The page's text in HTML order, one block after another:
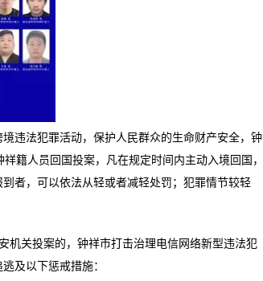
法犯罪活动，保护人民群众的生命财产安全，钟
籍人员回国投案，凡在规定时间内主动入境回国，
者，可以依法从轻或者减轻处罚；犯罪情节较轻
关投案的，钟祥市打击治理电信网络新型违法犯
及以下惩戒措施：